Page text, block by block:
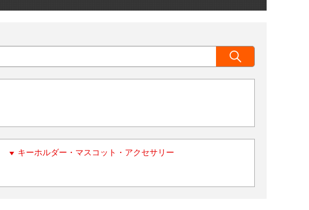
キーホルダー・マスコット・アクセサリー